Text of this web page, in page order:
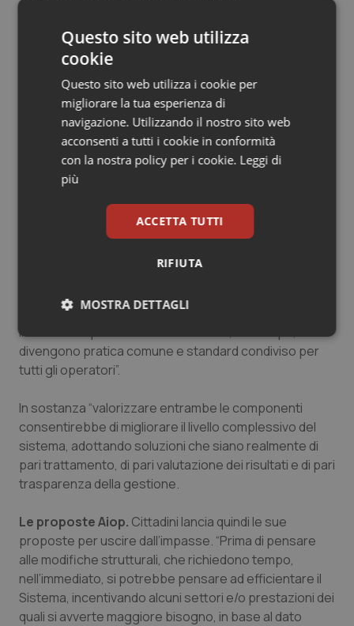
Molto ha fatto l’ospedalità privata accreditata
reagito adattandosi alla contrazione delle fonti di
finanziamento e all’evoluzione dei modelli organizzativi.
“A differenza di quanto registrato nella componente
pubblica – prosegue Cittadini – non ci si è, infatti,
concentrati sulla contrazione dei costi, ma sulla
razionalizzazione degli stessi, investendo sul
cambiamento, efficientando l’offerta, rispondendo a
requisiti e setting assistenziali nuovi, e continuando a
e formazione dei professionisti”.
Soluzioni, aggiunge “che, dalle strutture accreditate,
aumentare l’efficienza dell’intero sistema, trasferendo
indicatori di qualità ed attrattività che, nel tempo,
divengono pratica comune e standard condiviso per
tutti gli operatori”.
In sostanza “valorizzare entrambe le componenti
consentirebbe di migliorare il livello complessivo del
sistema, adottando soluzioni che siano realmente di
pari trattamento, di pari valutazione dei risultati e di pari
trasparenza della gestione.
Le proposte Aiop. Cittadini lancia quindi le sue
proposte per uscire dall’impasse. “Prima di pensare
alle modifiche strutturali, che richiedono tempo,
nell’immediato, si potrebbe pensare ad efficientare il
Sistema, incentivando alcuni settori e/o prestazioni dei
quali si avverte maggiore bisogno, in base al dato
Questo sito web utilizza
cookie
Questo sito web utilizza i cookie per
migliorare la tua esperienza di
navigazione. Utilizzando il nostro sito web
acconsenti a tutti i cookie in conformità
con la nostra policy per i cookie. Leggi di
più
ACCETTA TUTTI
RIFIUTA
MOSTRA DETTAGLI
Necessari Statistici Marketing
Necessari Statistici Marketing
I cookie necessari contribuiscono a rendere fruibile il
sito web abilitandone funzionalità di base quali la
protette del sito. Il sito web non è in grado di
funzionare correttamente senza questi cookie.
Nome
Fornitore /
VISITOR_PRIVACY_METADATA
YouTube